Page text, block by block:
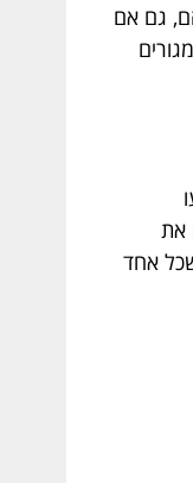
גם אם
את
אחד